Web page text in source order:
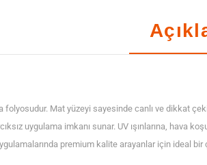
Mat yüzeyi sayesinde canlı ve dikkat
uygulama imkanı sunar. UV ışınlarına, hava
premium kalite arayanlar için ideal bir